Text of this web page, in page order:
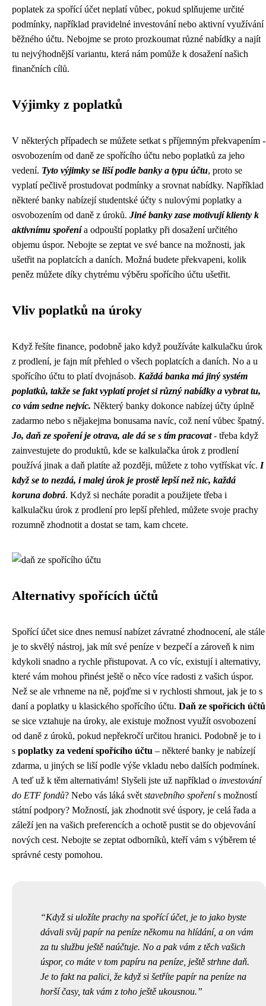
poplatek za spořící účet neplatí vůbec, pokud splňujeme určité
podmínky, například pravidelné investování nebo aktivní využívání
běžného účtu. Nebojme se proto prozkoumat různé nabídky a najít
tu nejvýhodnější variantu, která nám pomůže k dosažení našich
finančních cílů.
Výjimky z poplatků
V některých případech se můžete setkat s příjemným překvapením -
osvobozením od daně ze spořícího účtu nebo poplatků za jeho
vedení. Tyto výjimky se liší podle banky a typu účtu, proto se
vyplatí pečlivě prostudovat podmínky a srovnat nabídky. Například
některé banky nabízejí studentské účty s nulovými poplatky a
osvobozením od daně z úroků. Jiné banky zase motivují klienty k
aktivnímu spořenía odpouští poplatky při dosažení určitého
objemu úspor. Nebojte se zeptat ve své bance na možnosti, jak
ušetřit na poplatcích a daních. Možná budete překvapeni, kolik
peněz můžete díky chytrému výběru spořícího účtu ušetřit.
Vliv poplatků na úroky
Když řešíte finance, podobně jako když používáte kalkulačku úrok
z prodlení, je fajn mít přehled o všech poplatcích a daních. No a u
spořícího účtu to platí dvojnásob. Každá banka má jiný systém
poplatků, takže se fakt vyplatí projet si různý nabídky a vybrat tu,
co vám sedne nejvíc. Některý banky dokonce nabízej účty úplně
zadarmo nebo s nějakejma bonusama navíc, což není vůbec špatný.
Jo, daň ze spoření je otrava, ale dá se s tím pracovat- třeba když
zainvestujete do produktů, kde se kalkulačka úrok z prodlení
používá jinak a daň platíte až později, můžete z toho vytřískat víc. I
když se to nezdá, i malej úrok je prostě lepší než nic, každá
koruna dobrá. Když si necháte poradit a použijete třeba i
kalkulačku úrok z prodlení pro lepší přehled, můžete svoje prachy
rozumně zhodnotit a dostat se tam, kam chcete.
Alternativy spořících účtů
Spořící účet sice dnes nemusí nabízet závratné zhodnocení, ale stále
je to skvělý nástroj, jak mít své peníze v bezpečí a zároveň k nim
kdykoli snadno a rychle přistupovat. A co víc, existují i alternativy,
které vám mohou přinést ještě o něco více radosti z vašich úspor.
Než se ale vrhneme na ně, pojďme si v rychlosti shrnout, jak je to s
daní a poplatky u klasického spořícího účtu. Daň ze spořících účtů
se sice vztahuje na úroky, ale existuje možnost využít osvobození
od daně z úroků, pokud nepřekročí určitou hranici. Podobně je to i
s poplatky za vedení spořícího účtu – některé banky je nabízejí
zdarma, u jiných se liší podle výše vkladu nebo dalších podmínek.
A teď už k těm alternativám! Slyšeli jste už například o investování
do ETF fondů? Nebo vás láká svět stavebního spořenís možností
státní podpory? Možností, jak zhodnotit své úspory, je celá řada a
záleží jen na vašich preferencích a ochotě pustit se do objevování
nových cest. Nebojte se zeptat odborníků, kteří vám s výběrem té
správné cesty pomohou.
Když si uložíte prachy na spořící účet, je to jako byste
dávali svůj papír na peníze někomu na hlídání, a on vám
za tu službu ještě naúčtuje. No a pak vám z těch vašich
úspor, co máte v tom papíru na peníze, ještě strhne daň.
Je to fakt na palici, že když si šetříte papír na peníze na
horší časy, tak vám z toho ještě ukousnou.